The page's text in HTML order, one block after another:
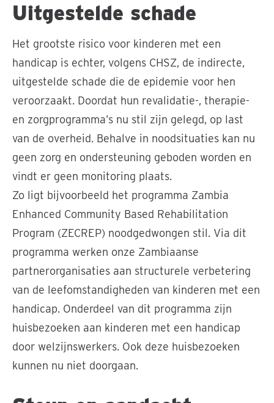
Uitgestelde schade
Het grootste risico voor kinderen met een
handicap is echter, volgens CHSZ, de indirecte,
uitgestelde schade die de epidemie voor hen
veroorzaakt. Doordat hun revalidatie-, therapie-
en zorgprogramma’s nu stil zijn gelegd, op last
van de overheid. Behalve in noodsituaties kan nu
geen zorg en ondersteuning geboden worden en
vindt er geen monitoring plaats.
Zo ligt bijvoorbeeld het programma Zambia
Enhanced Community Based Rehabilitation
Program (ZECREP) noodgedwongen stil. Via dit
programma werken onze Zambiaanse
partnerorganisaties aan structurele verbetering
van de leefomstandigheden van kinderen met een
handicap. Onderdeel van dit programma zijn
huisbezoeken aan kinderen met een handicap
door welzijnswerkers. Ook deze huisbezoeken
kunnen nu niet doorgaan.